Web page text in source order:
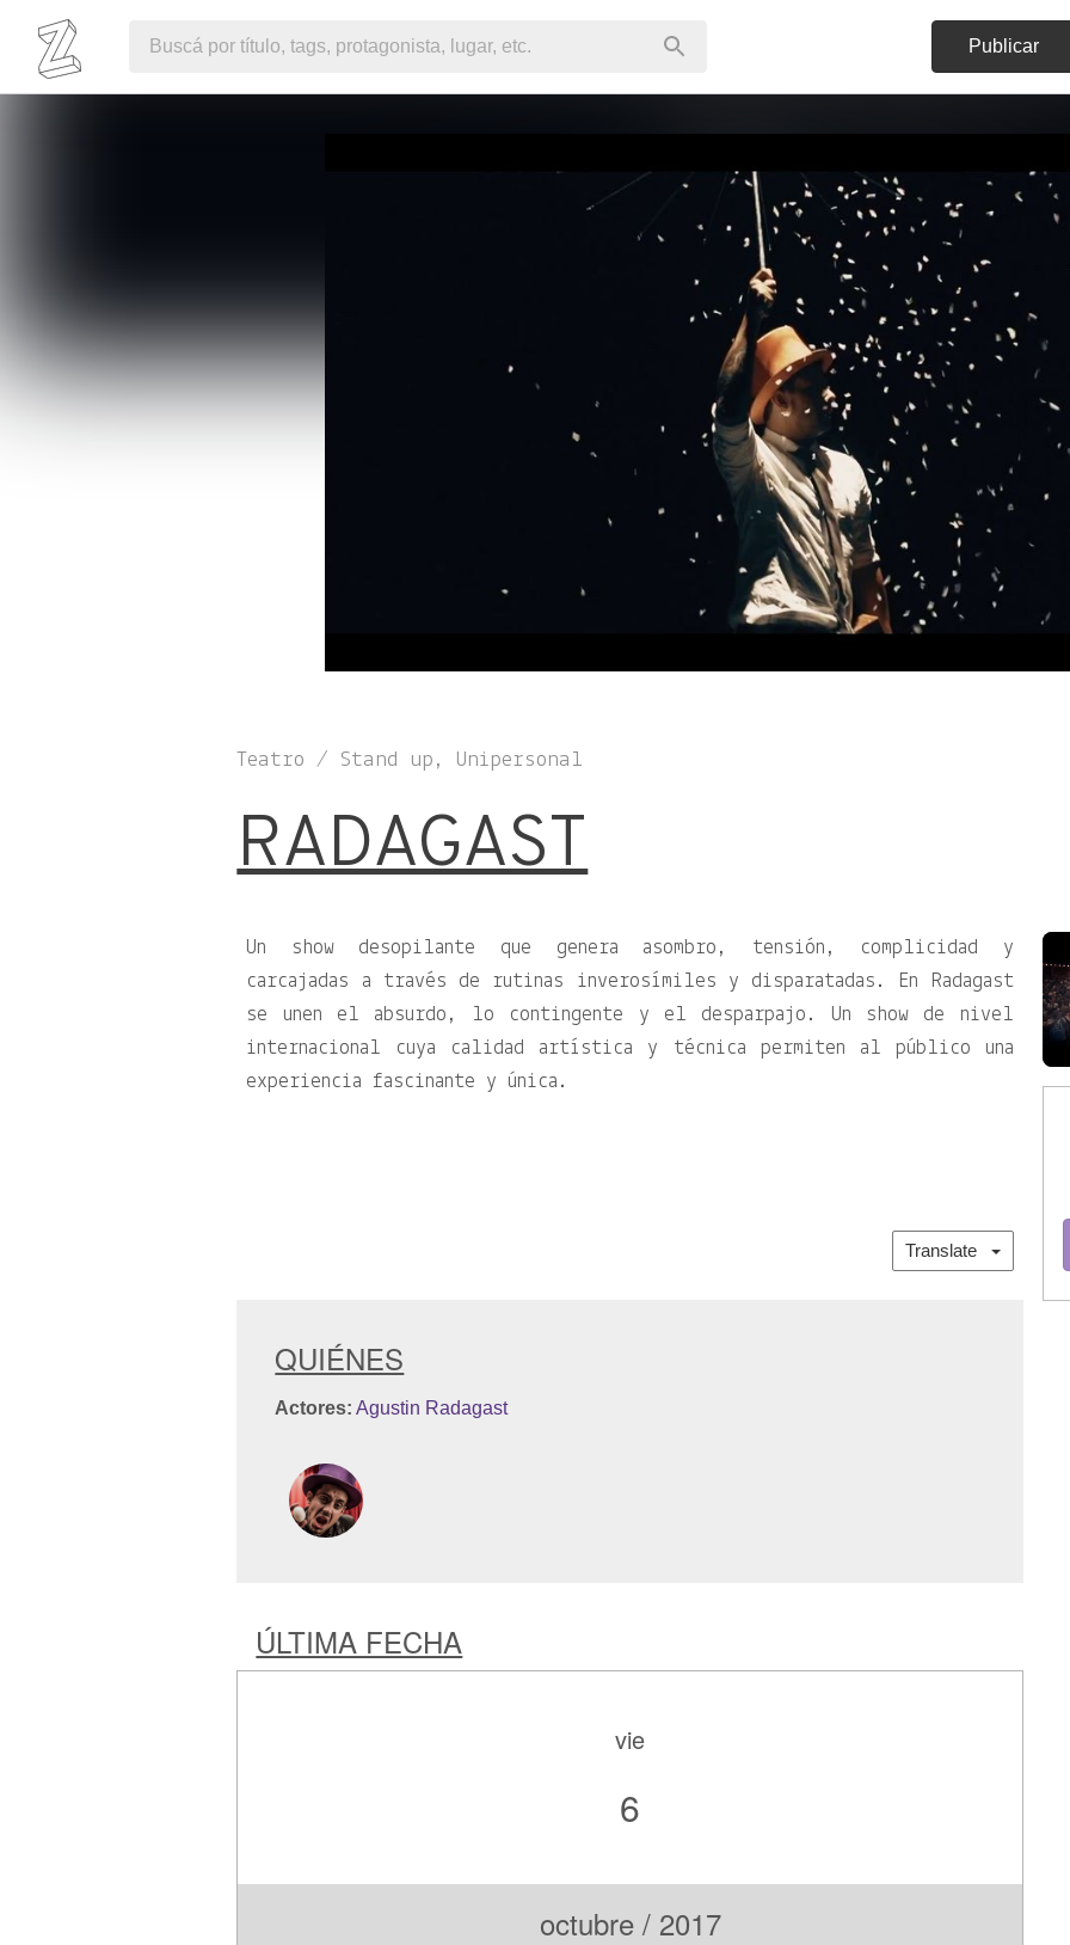
Publicar
Teatro / Stand up, Unipersonal
RADAGAST
Un show desopilante que genera asombro, tensión, complicidad y
carcajadas a través de rutinas inverosímiles y disparatadas. En Radagast
se unen el absurdo, lo contingente y el desparpajo. Un show de nivel
internacional cuya calidad artística y técnica permiten al público una
experiencia fascinante y única.
Translate
QUIÉNES
Actores: Agustin Radagast
ÚLTIMA FECHA
vie
6
octubre / 2017